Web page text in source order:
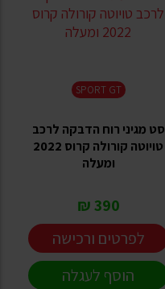
SPORT GT
סט מגיני רוח הדבקה לרכב
טויוטה קורולה קרוס 2022
ומעלה
390 ₪
לפרטים ורכישה
הוסף לעגלה